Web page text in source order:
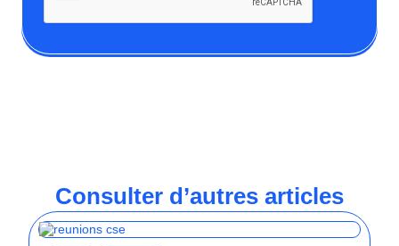
Consulter d’autres articles